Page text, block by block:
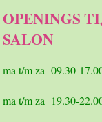
b
o
k
a
g
a
s
p
OPENINGS
SALON
ma t/m za 09.30-
ma t/m za 19.30-